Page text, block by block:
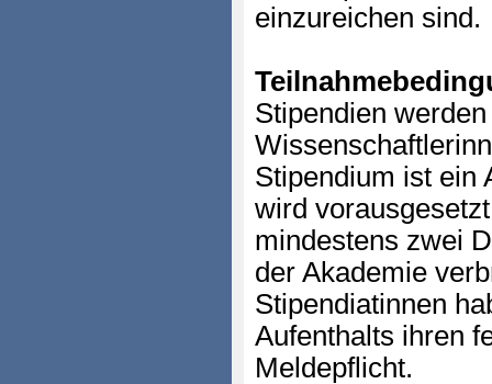
einzureichen sind.
Stipendien
Stipendium ist ein
wird
mindestens zwei
der Akademie
Stipendiatinnen
Aufenthalts ihren
Meldepflicht.